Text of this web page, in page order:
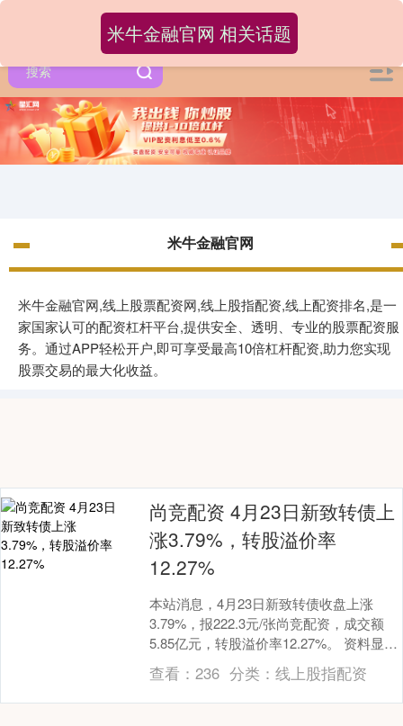
米牛金融官网
米牛金融官网,线上股票配资网,线上股指配资,线上配资排名,是一
家国家认可的配资杠杆平台,提供安全、透明、专业的股票配资服
务。通过APP轻松开户,即可享受最高10倍杠杆配资,助力您实现
股票交易的最大化收益。
米牛金融官网 相关话题
尚竞配资 4月23日新致转债上
涨3.79%，转股溢价率
12.27%
本站消息，4月23日新致转债收盘上涨
3.79%，报222.3元/张尚竞配资，成交额
5.85亿元，转股溢价率12.27%。 资料显
示，新致转债信用级别为“A”，债....
查看：236 分类： 线上股指配资